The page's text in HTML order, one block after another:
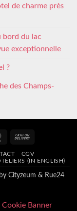
de charme près
bord du lac
exceptionnelle
?
des Champs-
MasterCard
Delivery
CGV
(IN ENGLISH)
Cityzeum & Rue24
Banner